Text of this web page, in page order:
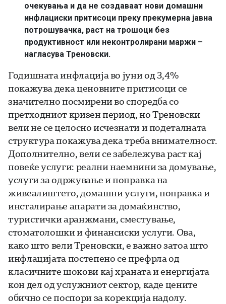
очекувања и да не создаваат нови домашни
инфлациски притисоци преку прекумерна јавна
потрошувачка, раст на трошоци без
продуктивност или неконтролирани маржи –
нагласува Треновски.
Годишната инфлација во јуни од 3,4%
покажува дека ценовните притисоци се
значително посмирени во споредба со
претходниот кризен период, но Треновски
вели не се целосно исчезнати и подеталната
структура покажува дека треба внимателност.
Дополнително, вели се забележува раст кај
повеќе услуги: реални наемнини за домување,
услуги за одржување и поправка на
живеалиштето, домашни услуги, поправка и
инсталирање апарати за домаќинство,
туристички аранжмани, сместување,
стоматолошки и финансиски услуги. Ова,
како што вели Треновски, е важно затоа што
инфлацијата постепено се префрла од
класичните шокови кај храната и енергијата
кон дел од услужниот сектор, каде цените
обично се поспори за корекција надолу.